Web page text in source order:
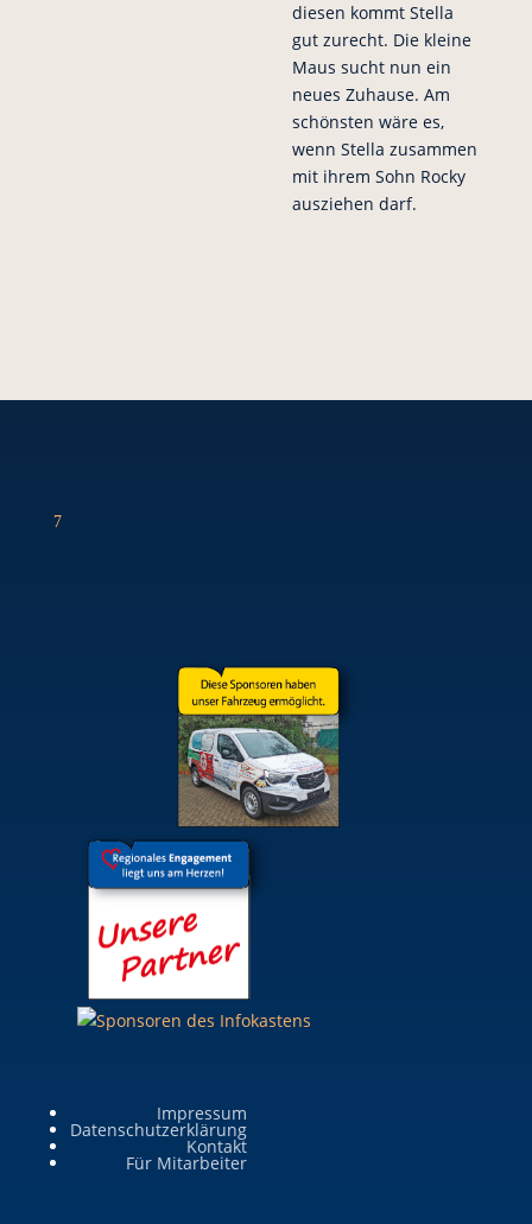
diesen kommt Stella
gut zurecht. Die kleine
Maus sucht nun ein
neues Zuhause. Am
schönsten wäre es,
wenn Stella zusammen
mit ihrem Sohn Rocky
ausziehen darf.
7
Impressum
Datenschutzerklärung
Kontakt
Für Mitarbeiter